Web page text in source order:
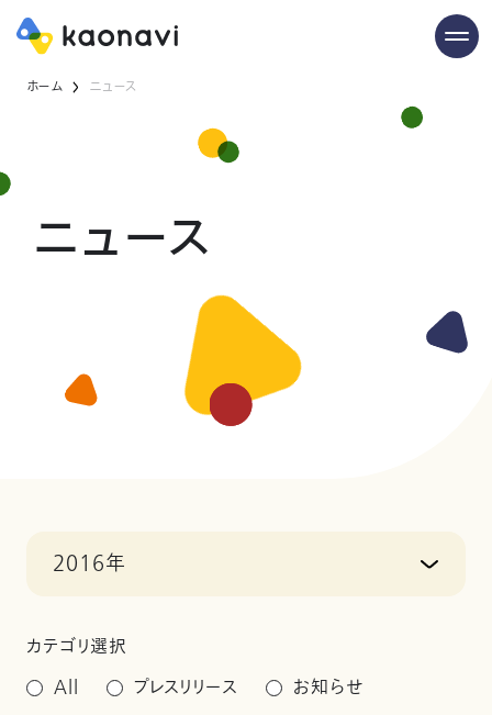
ホーム ニュース
ニュース
2016年
カテゴリ選択
All
プレスリリース お知らせ